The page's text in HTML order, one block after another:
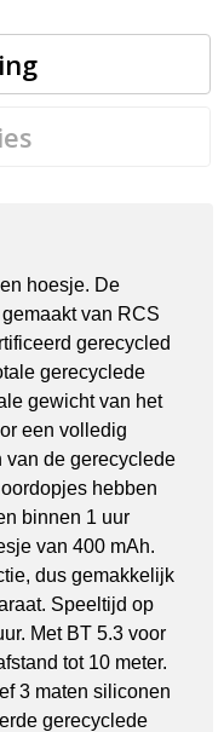
hoesje. De
van RCS
gerecycled
gerecyclede
gewicht van het
een volledig
van de gerecyclede
hebben
binnen 1 uur
van 400 mAh.
dus gemakkelijk
Speeltijd op
Met BT 5.3 voor
tot 10 meter.
3 maten siliconen
gerecyclede